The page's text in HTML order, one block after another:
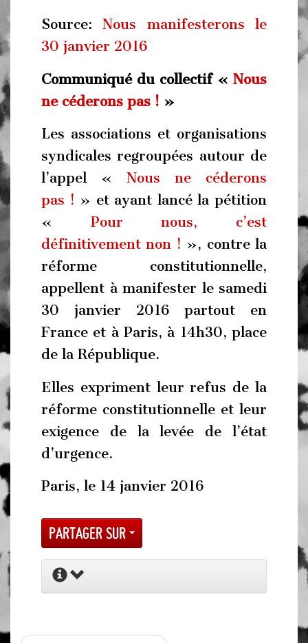
Source:Nous manifesterons le
30 janvier 2016
Communiqué du collectif « Nous
ne céderons pas ! »
Les associations et organisations
syndicales regroupées autour de
l’appel « Nous ne céderons
pas ! » et ayant lancé la pétition
« Pour nous, c’est
définitivement non ! », contre la
réforme constitutionnelle,
appellent à manifester le samedi
30 janvier 2016 partout en
France et à Paris, à 14h30, place
de la République.
Elles expriment leur refus de la
réforme constitutionnelle et leur
exigence de la levée de l’état
d’urgence.
Paris, le 14 janvier 2016
Partager sur